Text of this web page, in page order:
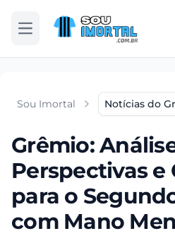
Abrir menu
Sou Imortal Notícias do
Grêmio:
Perspectivas e
para o
com Mano